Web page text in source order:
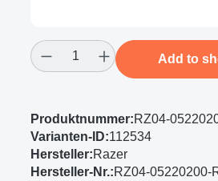
Product Quantity: Enter
Add to
Produktnummer:RZ04-
Varianten-ID:112534
Hersteller:Razer
Hersteller-Nr.:RZ04-05220200-